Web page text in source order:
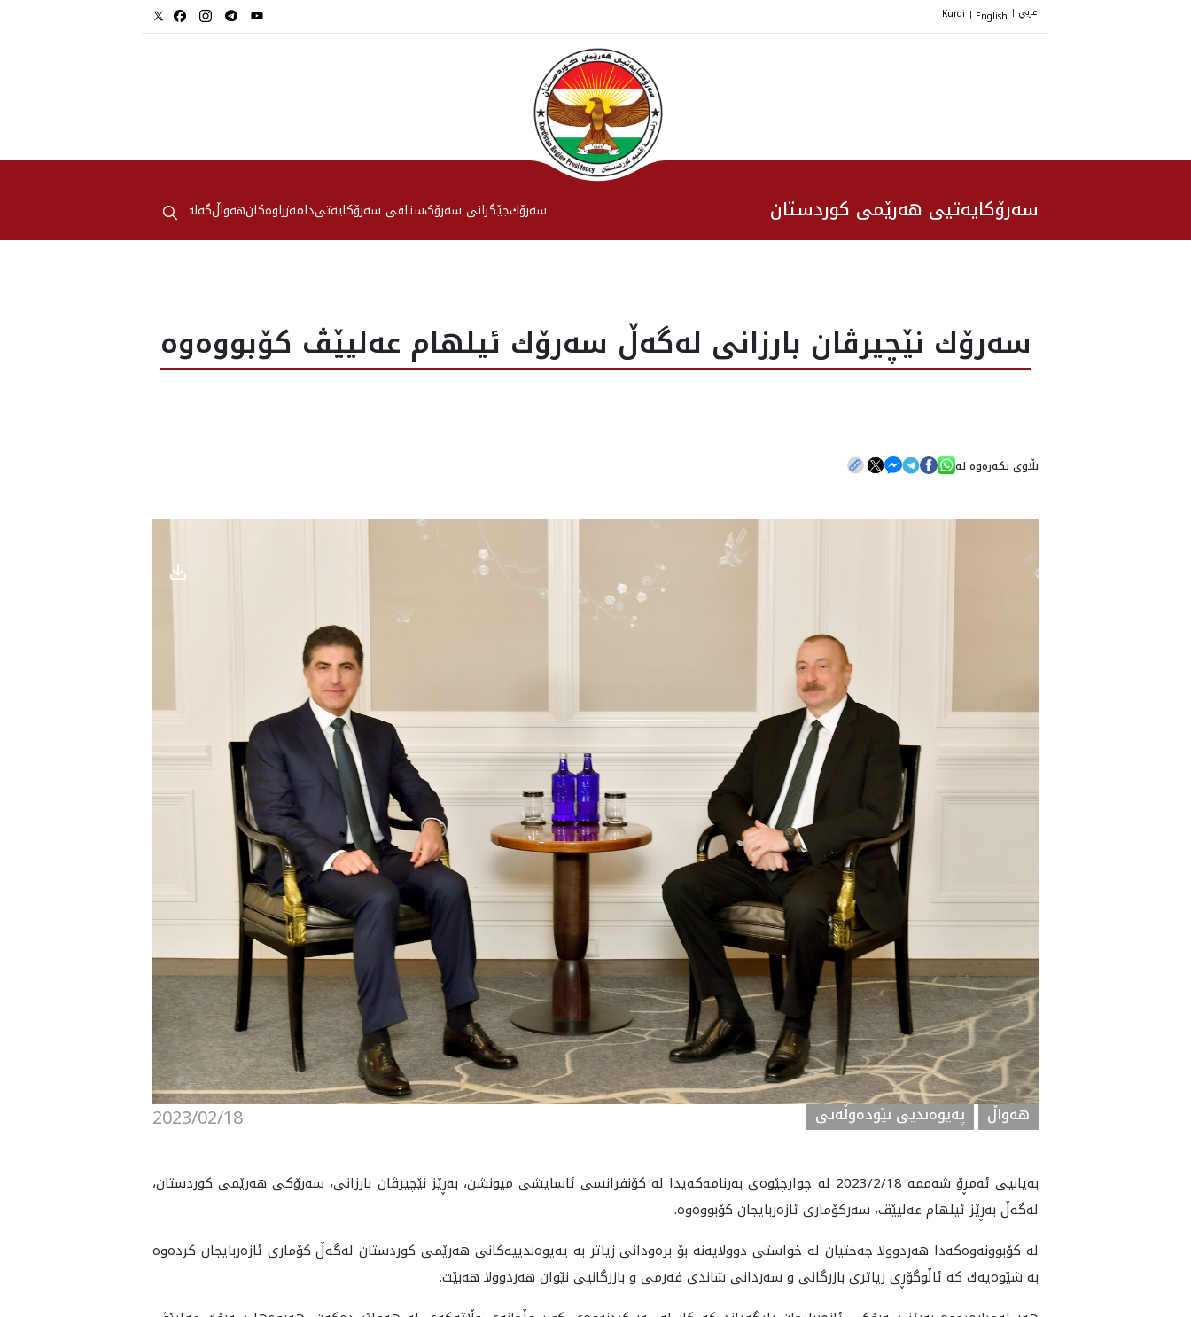
عربي |
English
|
Kurdi
سەرۆکایەتیی هەرێمی کوردستان سەرۆكجێگرانی سه‌رۆکستافی سەرۆکایەتیدامەزراوەکانهه‌واڵگەلەری
⚲
سه‌رۆك نێچيرڤان بارزانى له‌گه‌ڵ سه‌رۆك ئيلهام عه‌ليێڤ كۆبووه‌وه‌
بڵاوی بکەرەوە لە
2023/02/18 هه‌واڵ په‌یوه‌ندیی نێوده‌وڵه‌تی
به‌يانيى ئه‌مڕۆ شه‌ممه‌ 2023/2/18 له‌ چوارچێوه‌ى به‌رنامه‌كه‌يدا له‌ كۆنفرانسى ئاسايشى ميونشن، به‌ڕێز نێچيرڤان بارزانى، سه‌رۆكى هه‌رێمى كوردستان،
له‌گه‌ڵ به‌ڕێز ئيلهام عه‌ليێڤ، سه‌ركۆمارى ئازه‌ر‌بايجان كۆبووه‌وه‌.
له‌ كۆبوونه‌وه‌كه‌دا هه‌ردوولا جه‌ختيان له‌ خواستى دوولايه‌نه‌ بۆ بره‌ودانى زياتر به‌ په‌يوه‌ندييه‌كانى هه‌رێمى كوردستان له‌گه‌ڵ كۆمارى ئازه‌ربايجان كرده‌وه‌
به‌ شێوه‌يه‌ك كه‌ ئاڵوگۆڕى زياترى بازرگانى و سه‌ردانى شاندى فه‌رمى و بازرگانيى نێوان هه‌ردوولا هه‌بێت.